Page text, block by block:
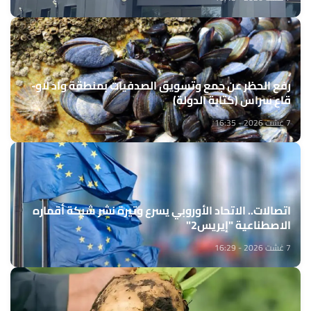
رفع الحظر عن جمع وتسويق الصدفيات بمنطقة واد لاو-
قاع سراس (كتابة الدولة)
7 غشت 2026 - 16:35
اتصالات.. الاتحاد الأوروبي يسرع وتيرة نشر شبكة أقماره
الاصطناعية "إيريس2"
7 غشت 2026 - 16:29